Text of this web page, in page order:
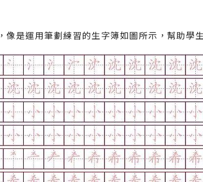
，像是運用筆劃練習的生字簿如圖所示，幫助學